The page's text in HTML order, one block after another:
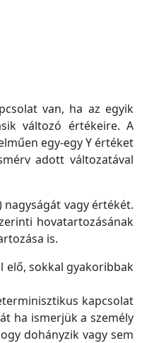
van, ha az egyik
változó értékeire. A
egy-egy Y értéket
adott változatával
vagy értékét.
hovatartozásának
is.
elő, sokkal gyakoribbak
kapcsolat
ha ismerjük a személy
dohányzik vagy sem